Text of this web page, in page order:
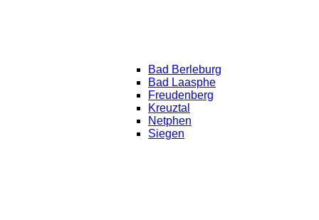
Bad Berleburg
Bad Laasphe
Freudenberg
Kreuztal
Netphen
Siegen